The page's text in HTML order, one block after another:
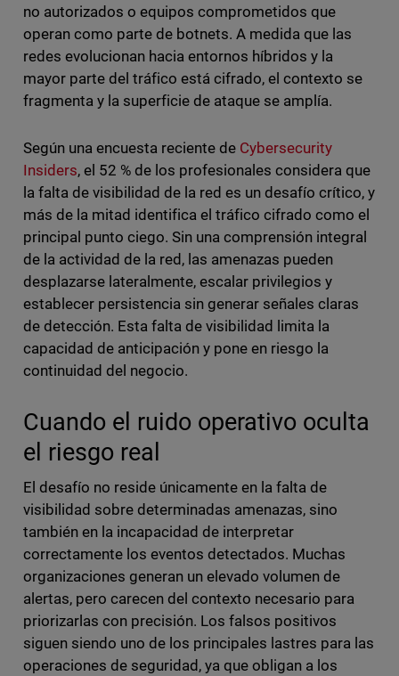
no autorizados o equipos comprometidos que
operan como parte de botnets. A medida que las
redes evolucionan hacia entornos híbridos y la
mayor parte del tráfico está cifrado, el contexto se
fragmenta y la superficie de ataque se amplía.
Según una encuesta reciente de Cybersecurity
Insiders, el 52 % de los profesionales considera que
la falta de visibilidad de la red es un desafío crítico, y
más de la mitad identifica el tráfico cifrado como el
principal punto ciego. Sin una comprensión integral
de la actividad de la red, las amenazas pueden
desplazarse lateralmente, escalar privilegios y
establecer persistencia sin generar señales claras
de detección. Esta falta de visibilidad limita la
capacidad de anticipación y pone en riesgo la
continuidad del negocio.
Cuando el ruido operativo oculta
el riesgo real
El desafío no reside únicamente en la falta de
visibilidad sobre determinadas amenazas, sino
también en la incapacidad de interpretar
correctamente los eventos detectados. Muchas
organizaciones generan un elevado volumen de
alertas, pero carecen del contexto necesario para
priorizarlas con precisión. Los falsos positivos
siguen siendo uno de los principales lastres para las
operaciones de seguridad, ya que obligan a los